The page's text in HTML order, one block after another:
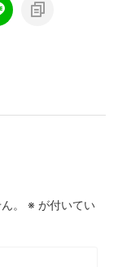
。 ※ が付いてい